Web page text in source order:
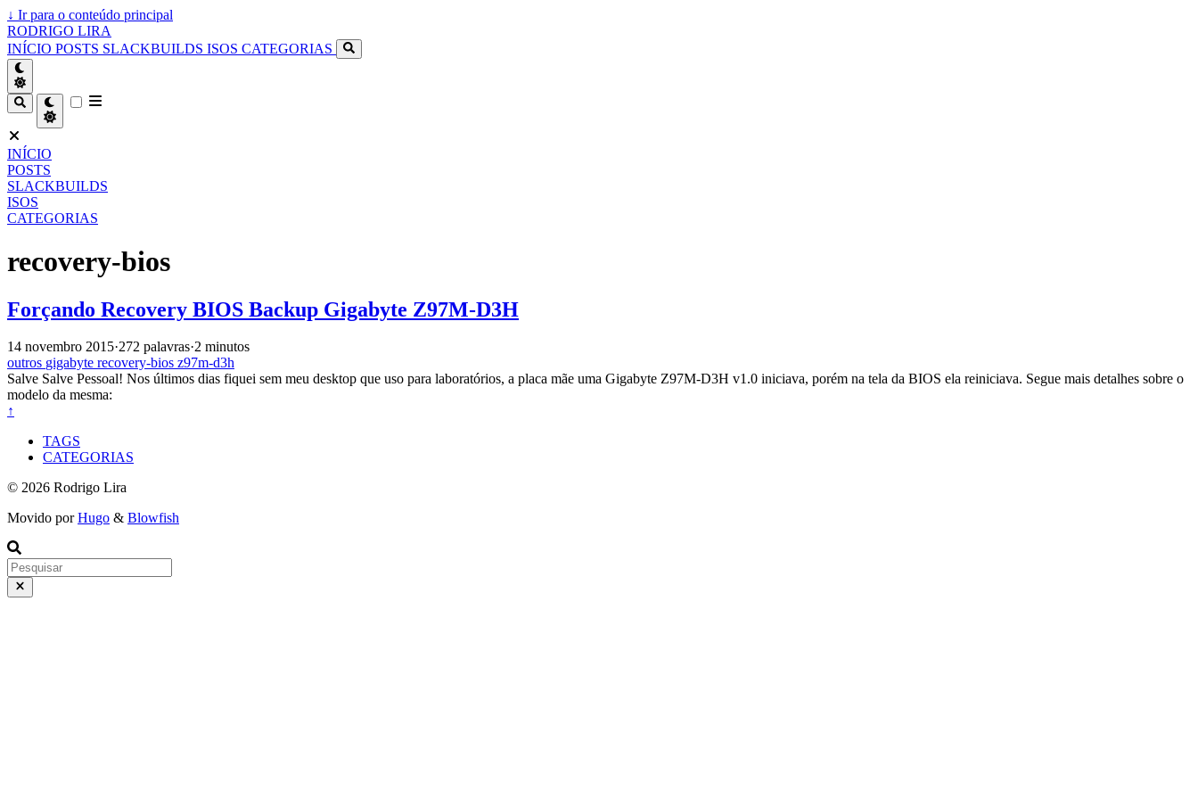
↓ Ir para o conteúdo principal
RODRIGO LIRA
INÍCIO POSTS SLACKBUILDS ISOS CATEGORIAS
INÍCIO
POSTS
SLACKBUILDS
ISOS
CATEGORIAS
recovery-bios
Forçando Recovery BIOS Backup Gigabyte Z97M-D3H
14 novembro 2015·272 palavras·2 minutos
outros gigabyte recovery-bios z97m-d3h
Salve Salve Pessoal! Nos últimos dias fiquei sem meu desktop que uso para laboratórios, a placa mãe uma Gigabyte Z97M-D3H v1.0 iniciava, porém na tela da BIOS ela reiniciava. Segue mais detalhes sobre o
modelo da mesma:
↑
TAGS
CATEGORIAS
© 2026 Rodrigo Lira
Movido porHugo & Blowfish